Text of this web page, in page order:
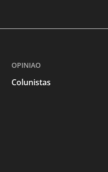
OPINIAO
Colunistas